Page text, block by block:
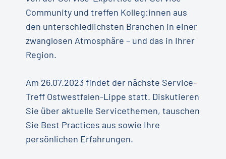
Community und treffen Kolleg:innen aus
den unterschiedlichsten Branchen in einer
zwanglosen Atmosphäre – und das in Ihrer
Region.
Am 26.07.2023 findet der nächste Service-
Treff Ostwestfalen-Lippe statt. Diskutieren
Sie über aktuelle Servicethemen, tauschen
Sie Best Practices aus sowie Ihre
persönlichen Erfahrungen.